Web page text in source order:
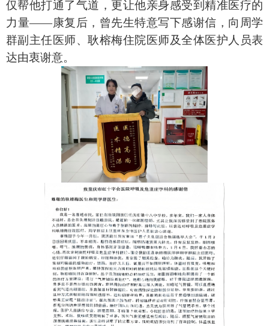
仅帮他打通了气道，更让他亲身感受到精准医疗的
力量——康复后，曾先生特意写下感谢信，向周学
群副主任医师、耿榕梅住院医师及全体医护人员表
达由衷谢意。